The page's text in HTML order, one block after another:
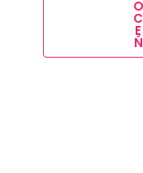
O
C
E
Ń